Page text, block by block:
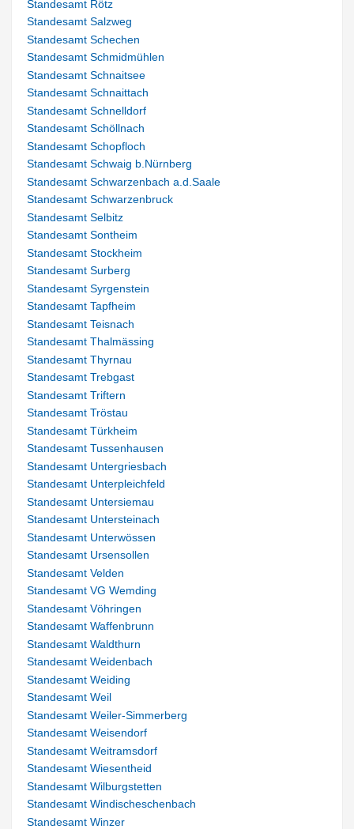
Standesamt Rötz
Standesamt Salzweg
Standesamt Schechen
Standesamt Schmidmühlen
Standesamt Schnaitsee
Standesamt Schnaittach
Standesamt Schnelldorf
Standesamt Schöllnach
Standesamt Schopfloch
Standesamt Schwaig b.Nürnberg
Standesamt Schwarzenbach a.d.Saale
Standesamt Schwarzenbruck
Standesamt Selbitz
Standesamt Sontheim
Standesamt Stockheim
Standesamt Surberg
Standesamt Syrgenstein
Standesamt Tapfheim
Standesamt Teisnach
Standesamt Thalmässing
Standesamt Thyrnau
Standesamt Trebgast
Standesamt Triftern
Standesamt Tröstau
Standesamt Türkheim
Standesamt Tussenhausen
Standesamt Untergriesbach
Standesamt Unterpleichfeld
Standesamt Untersiemau
Standesamt Untersteinach
Standesamt Unterwössen
Standesamt Ursensollen
Standesamt Velden
Standesamt VG Wemding
Standesamt Vöhringen
Standesamt Waffenbrunn
Standesamt Waldthurn
Standesamt Weidenbach
Standesamt Weiding
Standesamt Weil
Standesamt Weiler-Simmerberg
Standesamt Weisendorf
Standesamt Weitramsdorf
Standesamt Wiesentheid
Standesamt Wilburgstetten
Standesamt Windischeschenbach
Standesamt Winzer